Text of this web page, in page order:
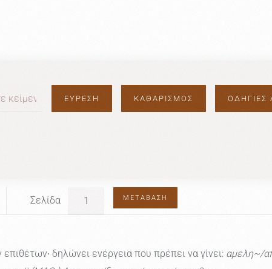
ΟΔΗΓΙΕΣ
Σελίδα ΜΕΤΆΒΑΣΗ
δηλώνει ενέργεια που πρέπει να γίνει: αμελη~/